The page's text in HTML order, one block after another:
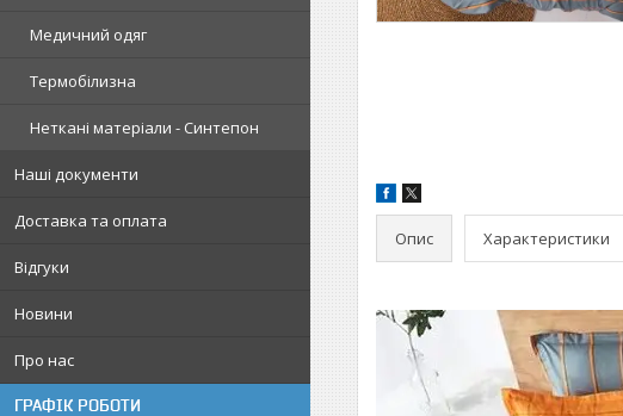
Медичний одяг
Термобілизна
Неткані матеріали - Синтепон
Наші документи
Доставка та оплата
Відгуки
Новини
Про нас
ГРАФІК РОБОТИ
Опис Характеристики